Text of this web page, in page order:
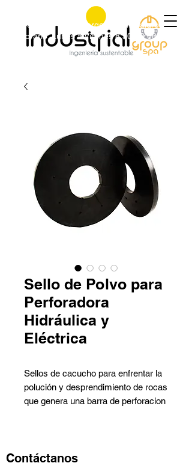
+56 9 9829 4014 jorge@industrialgroup.cl
Horario: Lunes a Viernes 8:30-18:00 hrs.
Sello de Polvo para
Perforadora
Hidráulica y
Eléctrica
Sellos de cacucho para enfrentar la
polución y desprendimiento de rocas
que genera una barra de perforacion
fabricados con la mas alta
Contáctanos